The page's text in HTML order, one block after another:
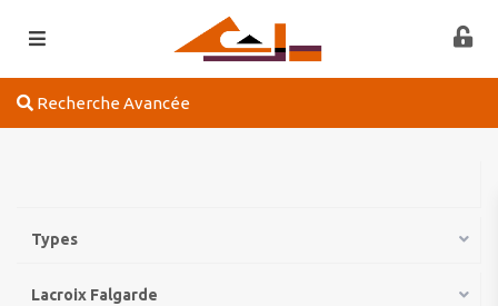
Recherche Avancée
Types
Lacroix Falgarde